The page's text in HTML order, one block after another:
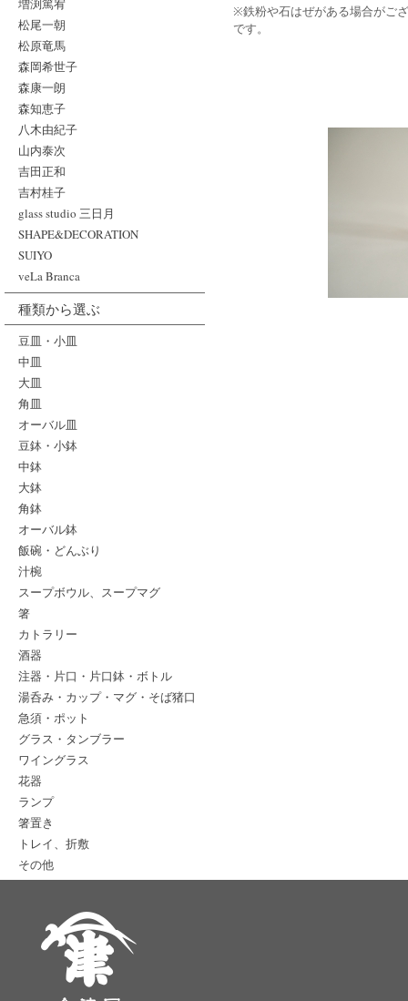
増渕篤宥
松尾一朝
松原竜馬
森岡希世子
森康一朗
森知恵子
八木由紀子
山内泰次
吉田正和
吉村桂子
glass studio 三日月
SHAPE&DECORATION
SUIYO
veLa Branca
種類から選ぶ
豆皿・小皿
中皿
大皿
角皿
オーバル皿
豆鉢・小鉢
中鉢
大鉢
角鉢
オーバル鉢
飯碗・どんぶり
汁椀
スープボウル、スープマグ
箸
カトラリー
酒器
注器・片口・片口鉢・ボトル
湯呑み・カップ・マグ・そば猪口
急須・ポット
グラス・タンブラー
ワイングラス
花器
ランプ
箸置き
トレイ、折敷
その他
※鉄粉や石はぜがある場合がご
です。